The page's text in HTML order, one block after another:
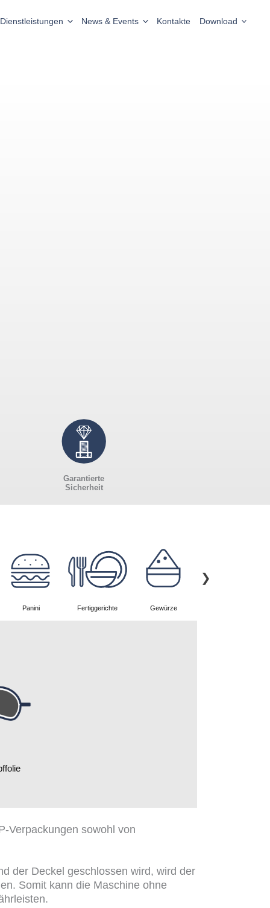
Dienstleistungen News & Events Kontakte Download
Garantierte
Sicherheit
Panini Fertiggerichte Gewürze
Verpackungen sowohl von
der Deckel geschlossen wird, wird der
Somit kann die Maschine ohne